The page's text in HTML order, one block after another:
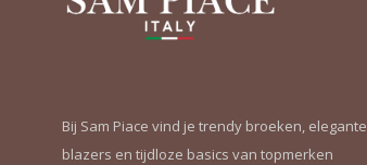
Bij Sam Piace vind je trendy broeken, elegante
blazers en tijdloze basics van topmerken